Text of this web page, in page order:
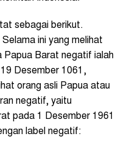
sebagai berikut.
ini yang melihat
Papua Barat negatif ialah
Desember 1061,
orang asli Papua atau
negatif, yaitu
pada 1 Desember 1961
label negatif: